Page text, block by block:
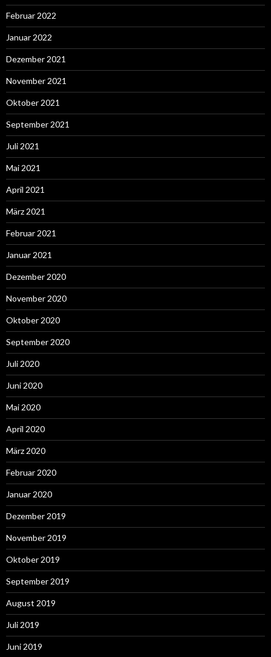
Februar 2022
Januar 2022
Dezember 2021
November 2021
Oktober 2021
September 2021
Juli 2021
Mai 2021
April 2021
März 2021
Februar 2021
Januar 2021
Dezember 2020
November 2020
Oktober 2020
September 2020
Juli 2020
Juni 2020
Mai 2020
April 2020
März 2020
Februar 2020
Januar 2020
Dezember 2019
November 2019
Oktober 2019
September 2019
August 2019
Juli 2019
Juni 2019